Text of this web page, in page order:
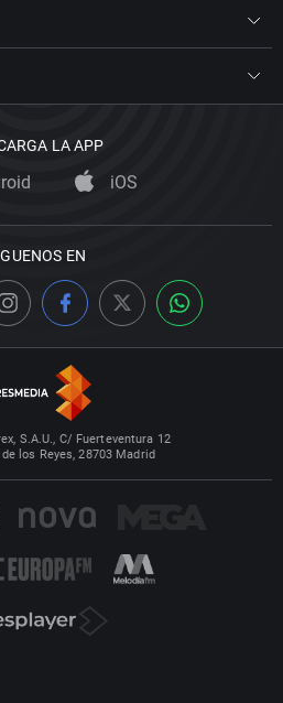
LA APP
iOS
EN
S.A.U., C/ Fuerteventura 12
los Reyes, 28703 Madrid